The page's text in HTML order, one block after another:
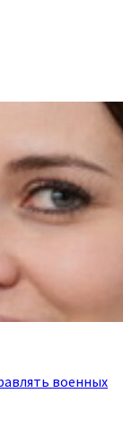
военных